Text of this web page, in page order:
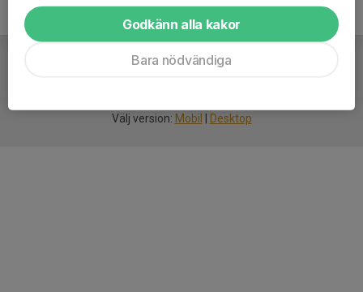
Välj version: Mobil Desktop
Godkänn alla kakor
Bara nödvändiga